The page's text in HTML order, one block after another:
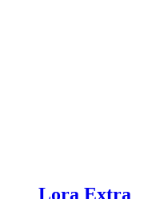
Lora Extra